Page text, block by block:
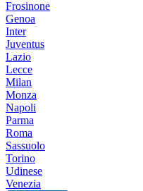
Frosinone
Genoa
Inter
Juventus
Lazio
Lecce
Milan
Monza
Napoli
Parma
Roma
Sassuolo
Torino
Udinese
Venezia